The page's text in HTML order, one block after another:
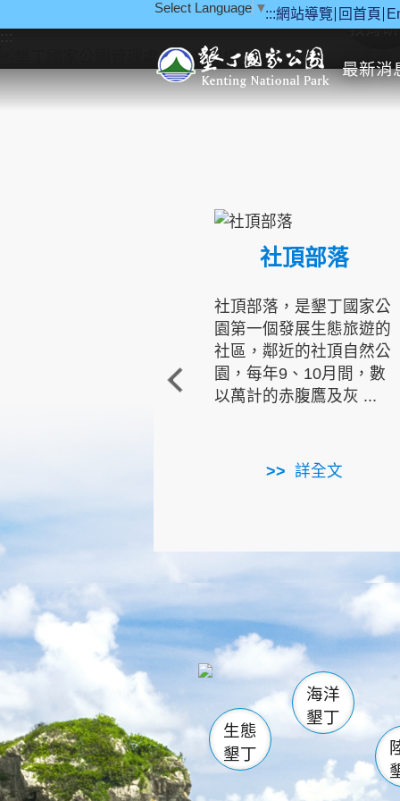
:::網站導覽 回首頁
Select Language ▼
最新消
::: 教育
社頂部落
社頂部落，是墾丁國家公
園第一個發展生態旅遊的
社區，鄰近的社頂自然公
園，每年9、10月間，數
以萬計的赤腹鷹及灰 ...
詳全文
龜山 海生館
恆春
龍鑾潭自
瓊麻館
關山
白砂
生態
墾丁
海洋
墾丁